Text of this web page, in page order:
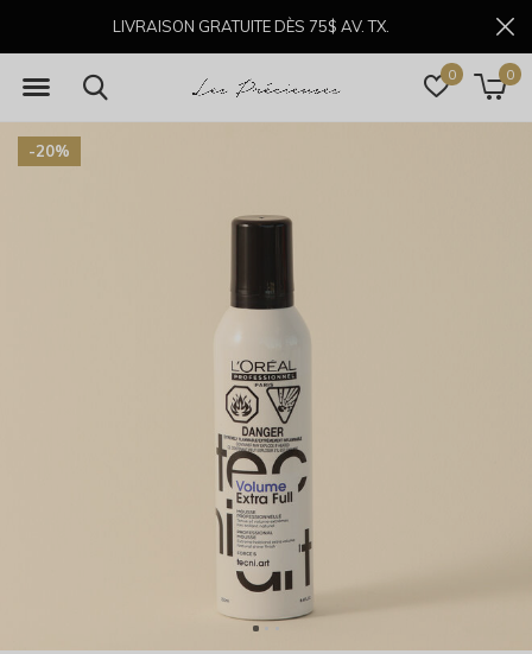
0 0
LIVRAISON GRATUITE DÈS 75$ AV. TX.
-20%